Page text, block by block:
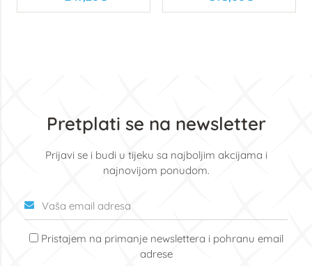
Pretplati se na newsletter
Prijavi se i budi u tijeku sa najboljim akcijama i
najnovijom ponudom.
Pristajem na primanje newslettera i pohranu email
adrese